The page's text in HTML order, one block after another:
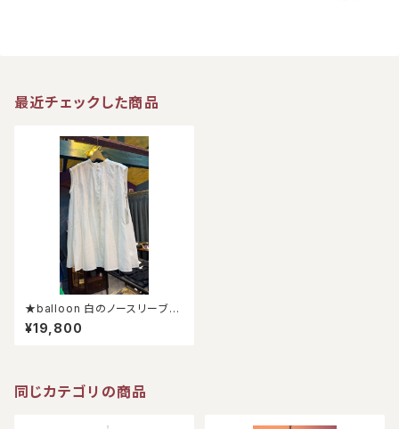
最近チェックした商品
★balloon 白のノースリーブブ
ラウス★
¥19,800
同じカテゴリの商品